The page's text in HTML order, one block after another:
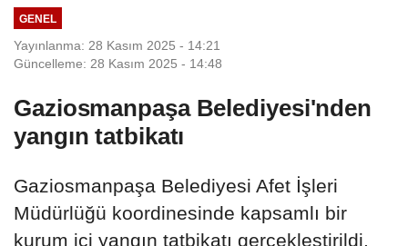
GENEL
Yayınlanma: 28 Kasım 2025 - 14:21
Güncelleme: 28 Kasım 2025 - 14:48
Gaziosmanpaşa Belediyesi'nden
yangın tatbikatı
Gaziosmanpaşa Belediyesi Afet İşleri
Müdürlüğü koordinesinde kapsamlı bir
kurum içi yangın tatbikatı gerçekleştirildi.